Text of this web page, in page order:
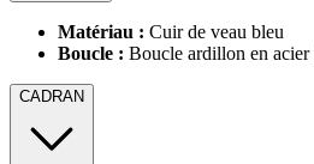
Matériau : Cuir de veau bleu
Boucle : Boucle ardillon en
CADRAN